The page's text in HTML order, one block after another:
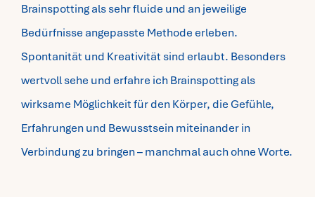
Brainspotting als sehr fluide und an jeweilige
Bedürfnisse angepasste Methode erleben.
Spontanität und Kreativität sind erlaubt. Besonders
wertvoll sehe und erfahre ich Brainspotting als
wirksame Möglichkeit für den Körper, die Gefühle,
Erfahrungen und Bewusstsein miteinander in
Verbindung zu bringen – manchmal auch ohne Worte.